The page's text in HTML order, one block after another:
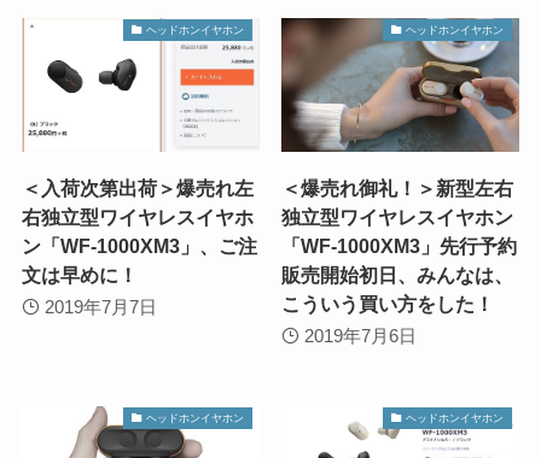
ヘッドホンイヤホン
＜入荷次第出荷＞爆売れ左
右独立型ワイヤレスイヤホ
ン「WF-1000XM3」、ご注
文は早めに！
2019年7月7日
ヘッドホンイヤホン
＜爆売れ御礼！＞新型左右
独立型ワイヤレスイヤホン
「WF-1000XM3」先行予約
販売開始初日、みんなは、
こういう買い方をした！
2019年7月6日
ヘッドホンイヤホン ヘッドホンイヤホン